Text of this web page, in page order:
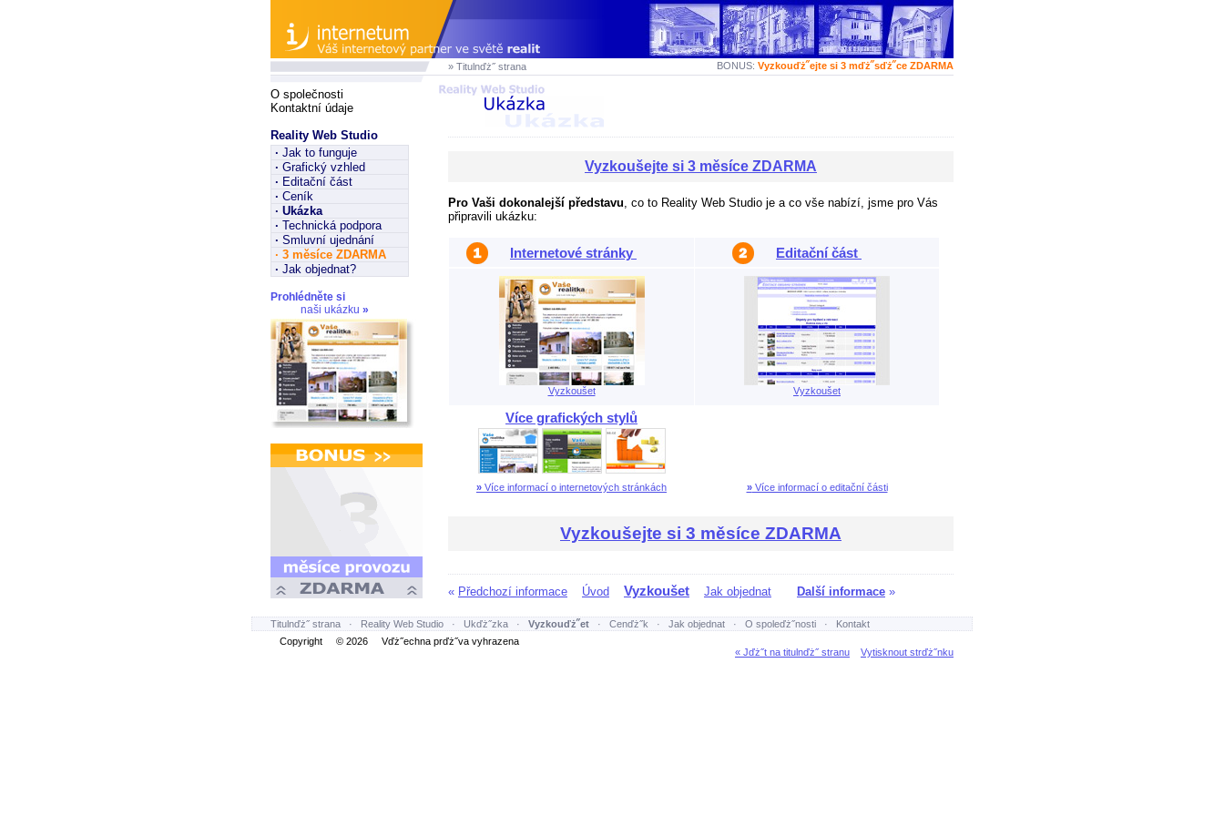
BONUS: Vyzkouďż˝ejte si 3 mďż˝sďż˝ce ZDARMA
» Titulnďż˝ strana
O společnosti
Kontaktní údaje
Reality Web Studio
· Jak to funguje
· Grafický vzhled
· Editační část
· Ceník
· Ukázka
· Technická podpora
· Smluvní ujednání
· 3 měsíce ZDARMA
· Jak objednat?
Prohlédněte si
naši ukázku »
Vyzkoušejte si 3 měsíce ZDARMA
Pro Vaši dokonalejší představu, co to Reality Web Studio je a co vše nabízí, jsme pro Vás
připravili ukázku:
Internetové stránky
Vyzkoušet
Editační část
Vyzkoušet
Více grafických stylů
» Více informací o internetových stránkách »Více informací o editační části
Vyzkoušejte si 3 měsíce ZDARMA
« Předchozí informace Úvod Vyzkoušet Jak objednat Další informace »
Titulnďż˝ strana · Reality Web Studio · Ukďż˝zka · Vyzkouďż˝et · Cenďż˝k · Jak objednat · O spoleďż˝nosti · Kontakt
Copyright © 2026 Vďż˝echna prďż˝va vyhrazena
« Jďż˝t na titulnďż˝ stranu
Vytisknout strďż˝nku